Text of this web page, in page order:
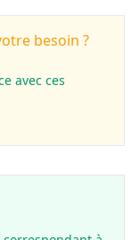
besoin ?
avec ces